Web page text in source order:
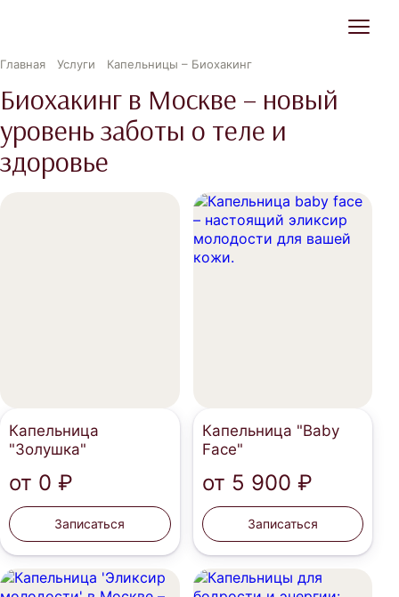
Главная Услуги Капельницы – Биохакинг
Биохакинг в Москве – новый
уровень заботы о теле и
здоровье
Капельница
"Золушка"
от 0 ₽
Записаться
Капельница "Baby
Face"
от 5 900 ₽
Записаться